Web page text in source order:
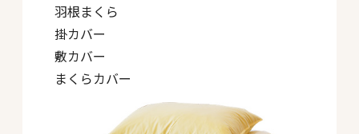
羽根まくら
掛カバー
敷カバー
まくらカバー